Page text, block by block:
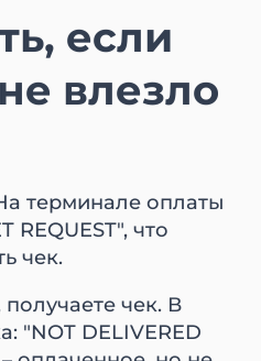
если
влезло
терминале оплаты
REQUEST", что
чек.
чек. В
"NOT DELIVERED